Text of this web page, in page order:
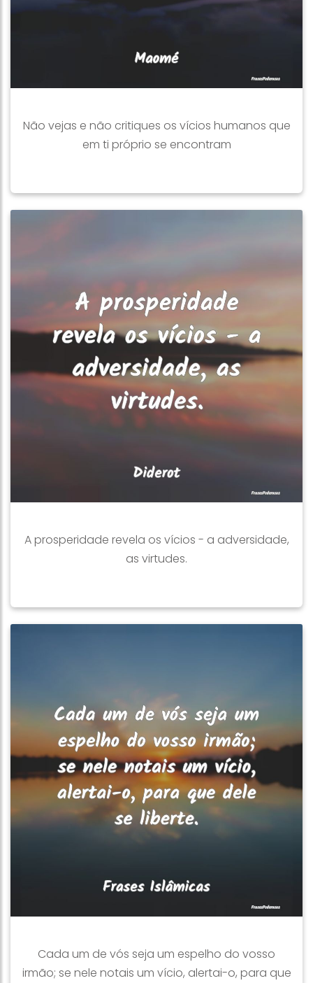
Não vejas e não critiques os vícios humanos que
em ti próprio se encontram
A prosperidade revela os vícios - a adversidade,
as virtudes.
Cada um de vós seja um espelho do vosso
irmão; se nele notais um vício, alertai-o, para que